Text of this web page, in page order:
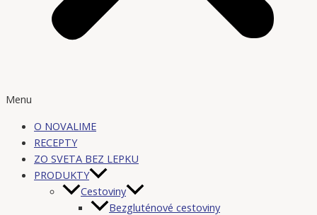
Menu
O NOVALIME
RECEPTY
ZO SVETA BEZ LEPKU
PRODUKTY
Cestoviny
Bezgluténové cestoviny